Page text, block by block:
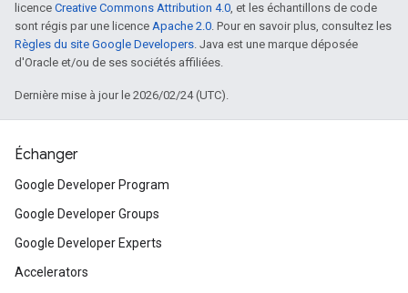
licence Creative Commons Attribution 4.0, et les échantillons de code
sont régis par une licence Apache 2.0. Pour en savoir plus, consultez les
Règles du site Google Developers. Java est une marque déposée
d'Oracle et/ou de ses sociétés affiliées.
Dernière mise à jour le 2026/02/24 (UTC).
Échanger
Google Developer Program
Google Developer Groups
Google Developer Experts
Accelerators